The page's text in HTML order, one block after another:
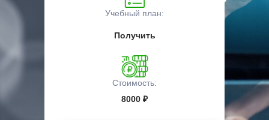
Учебный план:
Получить
Стоимость:
8000 ₽